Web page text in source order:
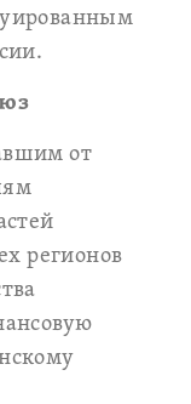
от
регионов